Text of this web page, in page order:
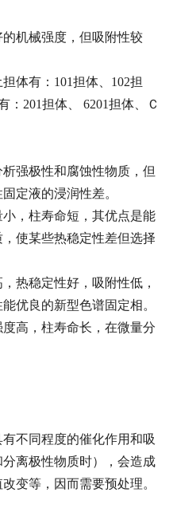
机械强度，但吸附性较
体有：101担体、102担
：201担体、 6201担体、Ｃ
强极性和腐蚀性物质，但
定液的浸润性差。
，柱寿命短，其优点是能
使某些热稳定性差但选择
热稳定性好，吸附性低，
优良的新型色谱固定相。
高，柱寿命长，在微量分
不同程度的催化作用和吸
离极性物质时），会造成
变等，因而需要预处理。